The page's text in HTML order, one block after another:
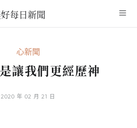
每日新聞
心新聞
讓我們更經歷神
2020 年 02 月 21 日